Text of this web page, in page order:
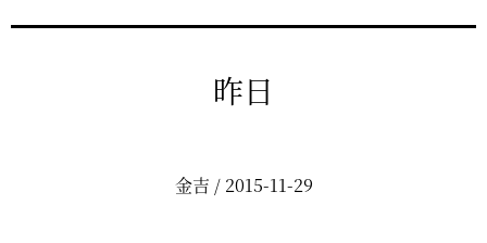
昨日
金吉 / 2015-11-29